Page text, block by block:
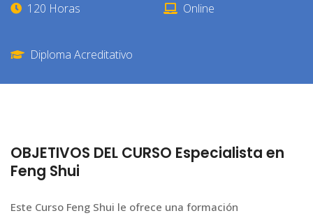
120 Horas Online
Diploma Acreditativo
OBJETIVOS DEL CURSO Especialista en
Feng Shui
Este Curso Feng Shui le ofrece una formación